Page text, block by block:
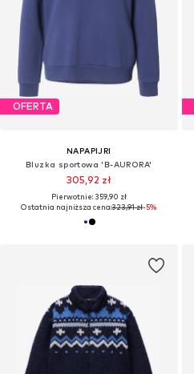
OFERTA
NAPAPIJRI
Bluzka sportowa 'B-AURORA'
305,92 zł
Pierwotnie: 359,90 zł
Ostatnia najniższa cena:323,91 zł-5%